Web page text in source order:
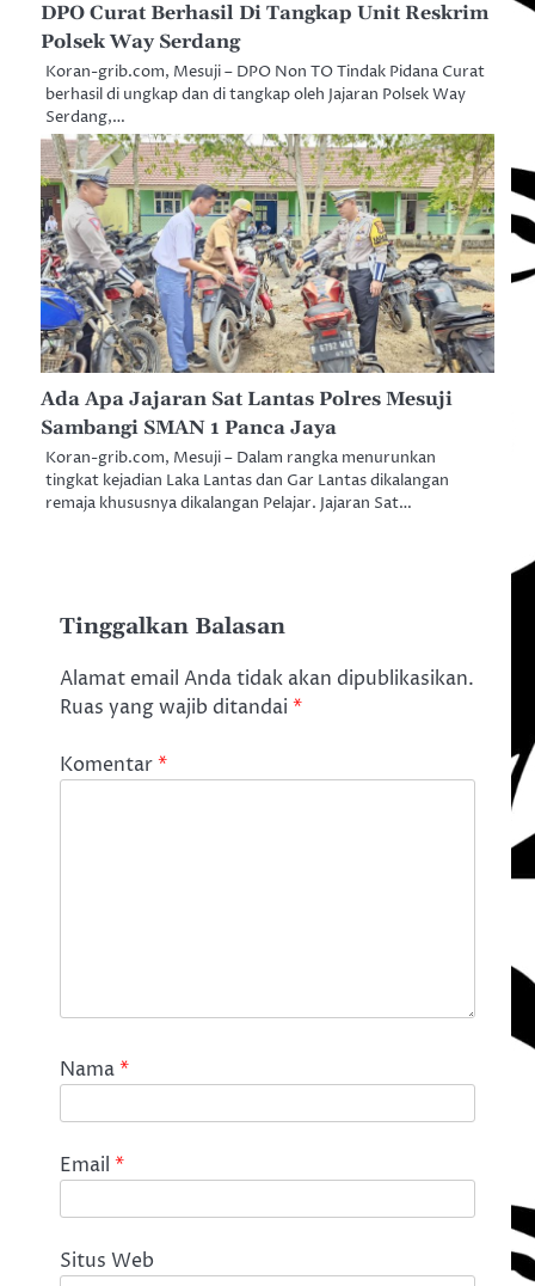
DPO Curat Berhasil Di Tangkap Unit Reskrim
Polsek Way Serdang
Koran-grib.com, Mesuji – DPO Non TO Tindak Pidana Curat
berhasil di ungkap dan di tangkap oleh Jajaran Polsek Way
Serdang,…
Ada Apa Jajaran Sat Lantas Polres Mesuji
Sambangi SMAN 1 Panca Jaya
Koran-grib.com, Mesuji – Dalam rangka menurunkan
tingkat kejadian Laka Lantas dan Gar Lantas dikalangan
remaja khususnya dikalangan Pelajar. Jajaran Sat…
Tinggalkan Balasan
Alamat email Anda tidak akan dipublikasikan.
Ruas yang wajib ditandai *
Komentar*
Nama*
Email *
Situs Web